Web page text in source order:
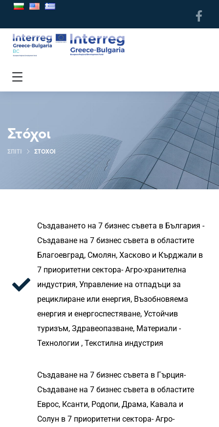
Στόχοι
ΣΠΊΤΙ ΣΤΌΧΟΙ
Създаването на 7 бизнес съвета в България -
Създаване на 7 бизнес съвета в областите
Благоевград, Смолян, Хасково и Кърджали в
7 приоритетни сектора- Агро-хранителна
индустрия, Управление на отпадъци за
рециклиране или енергия, Възобновяема
енергия и енергоспестяване, Устойчив
туризъм, Здравеопазване, Материали -
Технологии , Текстилна индустрия
Създаване на 7 бизнес съвета в Гърция-
Създаване на 7 бизнес съвета в областите
Еврос, Ксанти, Родопи, Драма, Кавала и
Солун в 7 приоритетни сектора- Агро-